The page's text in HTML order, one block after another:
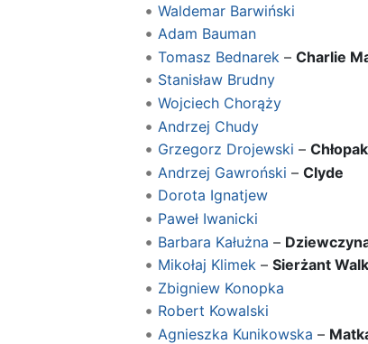
Waldemar Barwiński
Adam Bauman
Tomasz Bednarek – Charlie
Stanisław Brudny
Wojciech Chorąży
Andrzej Chudy
Grzegorz Drojewski –
Andrzej Gawroński – Clyde
Dorota Ignatjew
Paweł Iwanicki
Barbara Kałużna –
Mikołaj Klimek– Sierżant
Zbigniew Konopka
Robert Kowalski
Agnieszka Kunikowska –